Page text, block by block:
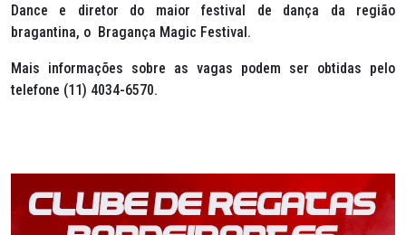
Dance e diretor do maior festival de dança da região
bragantina, o Bragança Magic Festival.
Mais informações sobre as vagas podem ser obtidas pelo
telefone (11) 4034-6570.